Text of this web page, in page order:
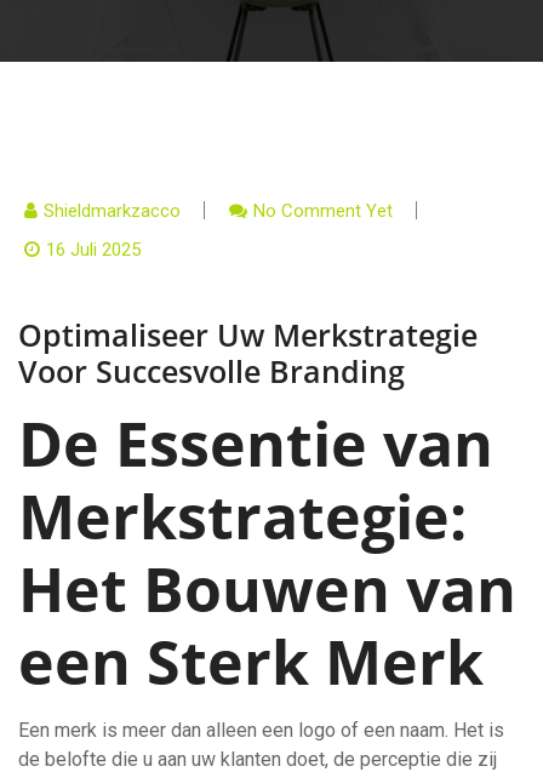
Shieldmarkzacco
No Comment Yet
16 Juli 2025
Optimaliseer Uw Merkstrategie
Voor Succesvolle Branding
De Essentie van
Merkstrategie:
Het Bouwen van
een Sterk Merk
Een merk is meer dan alleen een logo of een naam. Het is
de belofte die u aan uw klanten doet, de perceptie die zij